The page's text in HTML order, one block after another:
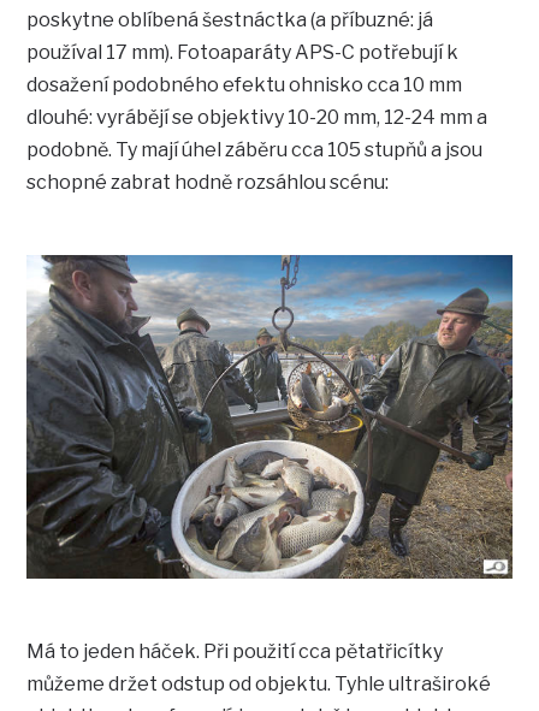
poskytne oblíbená šestnáctka (a příbuzné: já
používal 17 mm). Fotoaparáty APS-C potřebují k
dosažení podobného efektu ohnisko cca 10 mm
dlouhé: vyrábějí se objektivy 10-20 mm, 12-24 mm a
podobně. Ty mají úhel záběru cca 105 stupňů a jsou
schopné zabrat hodně rozsáhlou scénu:
Má to jeden háček. Při použití cca pětatřicítky
můžeme držet odstup od objektu. Tyhle ultraširoké